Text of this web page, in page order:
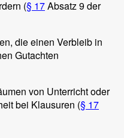
(§ 17Absatz 9 der
die einen Verbleib in
Gutachten
von Unterricht oder
bei Klausuren (§ 17